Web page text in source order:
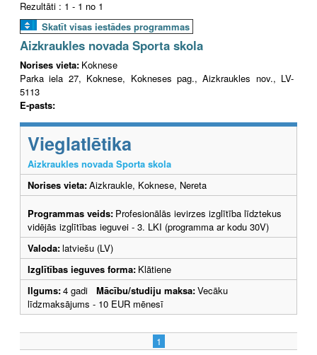
Rezultāti : 1 - 1 no 1
Skatīt visas iestādes programmas
Aizkraukles novada Sporta skola
Norises vieta: Koknese
Parka iela 27, Koknese, Kokneses pag., Aizkraukles nov., LV-
5113
E-pasts:
Vieglatlētika
Aizkraukles novada Sporta skola
Norises vieta:Aizkraukle, Koknese, Nereta
Programmas veids: Profesionālās ievirzes izglītība līdztekus
vidējās izglītības ieguvei - 3. LKI (programma ar kodu 30V)
Valoda:latviešu (LV)
Izglītības ieguves forma: Klātiene
Ilgums:4 gadi Mācību/studiju maksa:Vecāku
līdzmaksājums - 10 EUR mēnesī
1